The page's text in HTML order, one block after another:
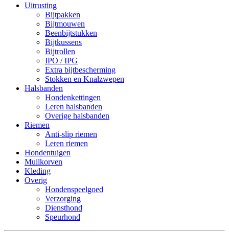
Uitrusting
Bijtpakken
Bijtmouwen
Beenbijtstukken
Bijtkussens
Bijtrollen
IPO / IPG
Extra bijtbescherming
Stokken en Knalzwepen
Halsbanden
Hondenkettingen
Leren halsbanden
Overige halsbanden
Riemen
Anti-slip riemen
Leren riemen
Hondentuigen
Muilkorven
Kleding
Overig
Hondenspeelgoed
Verzorging
Diensthond
Speurhond